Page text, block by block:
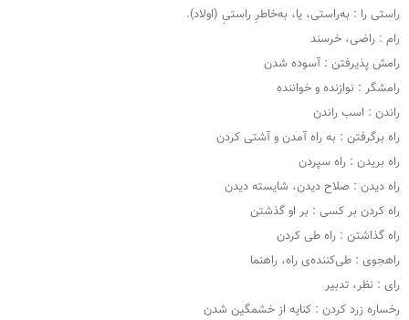
راستی را : به‌راستی، یا، به‌خاطرِ راستیِ (اولاد).
رام : راضی، خرسند
رامش پذیرفتن : آسوده شدن
رامشگر : نوازنده و خواننده
راندن : اسب راندن
راه برگرفتن : به راه آمدن و آشتی کردن
راه بریدن : راه سپردن
راه دیدن : صلاح دیدن، شایسته دیدن
راه کردن بر کسی : بر او گذشتن
راه گذاشتن : راه طی کردن
راهجوی : طی‌کننده‌ی راه، راهنما
رای : نظر، تدبیر
رخساره زرد کردن : کنایه از خشمگین شدن